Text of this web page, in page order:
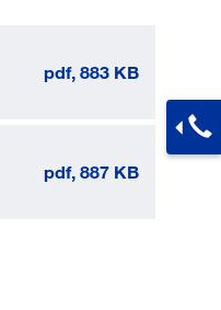
pdf, 883 KB
pdf, 887 KB